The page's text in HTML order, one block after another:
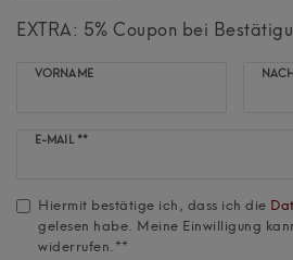
EXTRA: 5% Coupon bei
VORNAME
E-MAIL **
Newsletter
Hiermit bestätige ich, dass ich die
gelesen habe. Meine Einwilligung
widerrufen.**